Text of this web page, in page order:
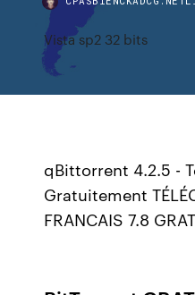
Vista sp2 32 bits
qBittorrent 4.2.5 -
Gratuitement
FRANCAIS 7.8